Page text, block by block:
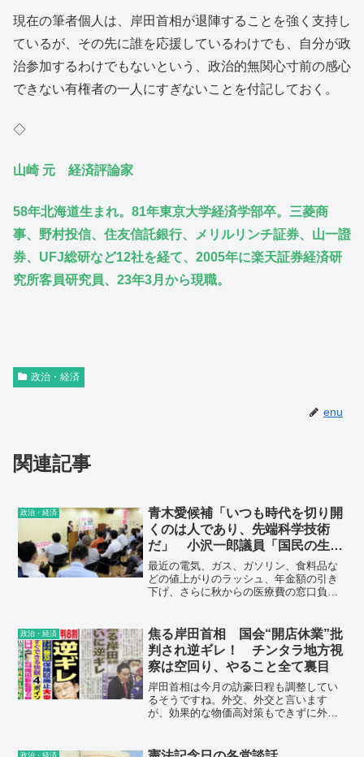
現在の筆者個人は、岸田首相が退陣することを強く支持し
ているが、その先に誰を応援しているわけでも、自分が政
治参加するわけでもないという、政治的無関心寸前の感心
できない有権者の一人にすぎないことを付記しておく。
◇
山崎 元 経済評論家
58年北海道生まれ。81年東京大学経済学部卒。三菱商
事、野村投信、住友信託銀行、メリルリンチ証券、山一證
券、UFJ総研など12社を経て、2005年に楽天証券経済研
究所客員研究員、23年3月から現職。
政治・経済
enu
関連記事
政治・経済
青木愛候補「いつも時代を切り開
くのは人であり、先端科学技術
だ」 小沢一郎議員「国民の生活
が第一。原点に返れ」
最近の電気、ガス、ガソリン、食料品な
どの値上がりのラッシュ、年金額の引き
下げ、さらに秋からの医療費の窓口負担
作ってきた自公政権30年の総括としての
参院選挙。国民の皆さまが今の暮らしに
満足しているなら良いが、不平不満があ
るのであれば、この機会に皆さまの貴重
な一票を投じてもらいたい」と呼びかけ
た。
政治・経済
焦る岸田首相 国会“開店休業”批
判され逆ギレ！ チンタラ地方視
察は空回り、やること全て裏目
岸田首相は今月の訪豪日程も調整してい
るそうですね。外交、外交と言います
が、効果的な物価高対策もできずに外遊
は最悪。やることなすこと裏目で、政権
政治・経済